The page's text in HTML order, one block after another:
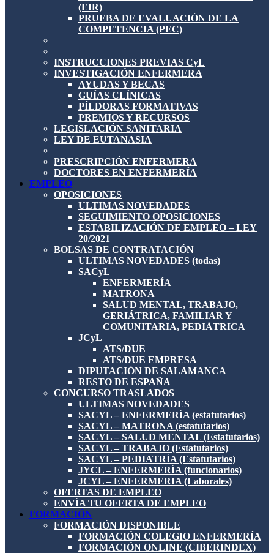
(EIR)
PRUEBA DE EVALUACIÓN DE LA
COMPETENCIA (PEC)
INSTRUCCIONES PREVIAS CyL
INVESTIGACIÓN ENFERMERA
AYUDAS Y BECAS
GUÍAS CLÍNICAS
PÍLDORAS FORMATIVAS
PREMIOS Y RECURSOS
LEGISLACIÓN SANITARIA
LEY DE EUTANASIA
PRESCRIPCIÓN ENFERMERA
DOCTORES EN ENFERMERÍA
EMPLEO
OPOSICIONES
ULTIMAS NOVEDADES
SEGUIMIENTO OPOSICIONES
ESTABILIZACIÓN DE EMPLEO – LEY
20/2021
BOLSAS DE CONTRATACIÓN
ULTIMAS NOVEDADES (todas)
SACyL
ENFERMERÍA
MATRONA
SALUD MENTAL, TRABAJO,
GERIÁTRICA, FAMILIAR Y
COMUNITARIA, PEDIÁTRICA
JCyL
ATS/DUE
ATS/DUE EMPRESA
DIPUTACIÓN DE SALAMANCA
RESTO DE ESPAÑA
CONCURSO TRASLADOS
ULTIMAS NOVEDADES
SACYL – ENFERMERÍA (estatutarios)
SACYL – MATRONA (estatutarios)
SACYL – SALUD MENTAL (Estatutarios)
SACYL – TRABAJO (Estatutarios)
SACYL – PEDIATRÍA (Estatutarios)
JYCL – ENFERMERÍA (funcionarios)
JCYL – ENFERMERIA (Laborales)
OFERTAS DE EMPLEO
ENVÍA TU OFERTA DE EMPLEO
FORMACIÓN
FORMACIÓN DISPONIBLE
FORMACIÓN COLEGIO ENFERMERÍA
FORMACIÓN ONLINE (CIBERINDEX)